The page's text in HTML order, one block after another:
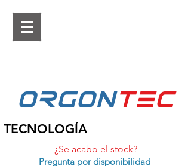
ORGONtEc
TECNOLOGÍA
¿Se acabo el stock?
Pregunta por disponibilidad